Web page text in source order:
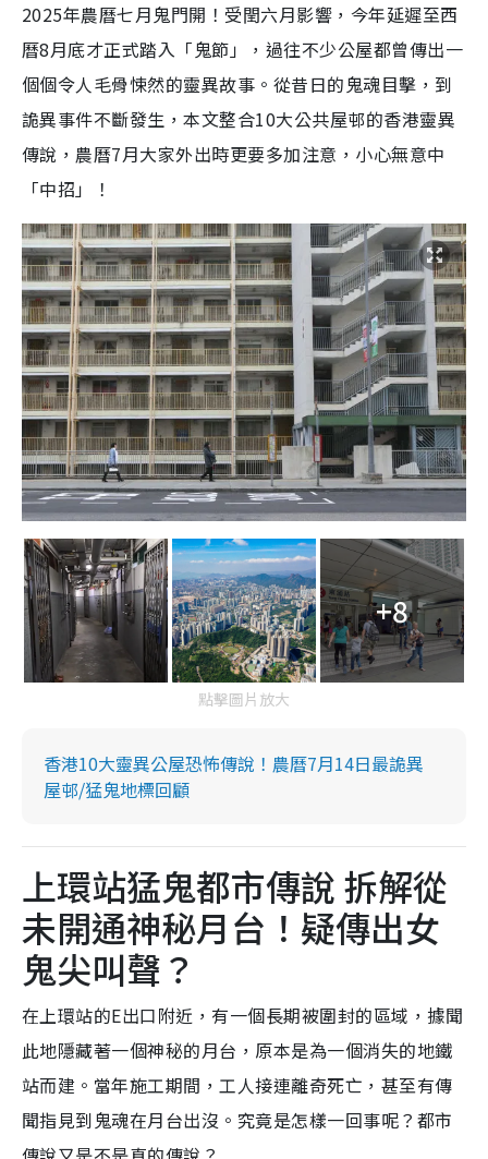
2025年農曆七月鬼門開！受閏六月影響，今年延遲至西
曆8月底才正式踏入「鬼節」，過往不少公屋都曾傳出一
個個令人毛骨悚然的靈異故事。從昔日的鬼魂目擊，到
詭異事件不斷發生，本文整合10大公共屋邨的香港靈異
傳說，農曆7月大家外出時更要多加注意，小心無意中
「中招」！
+8
點擊圖片放大
香港10大靈異公屋恐怖傳說！農曆7月14日最詭異
屋邨/猛鬼地標回顧
上環站猛鬼都市傳說 拆解從
未開通神秘月台！疑傳出女
鬼尖叫聲？
在上環站的E出口附近，有一個長期被圍封的區域，據聞
此地隱藏著一個神秘的月台，原本是為一個消失的地鐵
站而建。當年施工期間，工人接連離奇死亡，甚至有傳
聞指見到鬼魂在月台出沒。究竟是怎樣一回事呢？都市